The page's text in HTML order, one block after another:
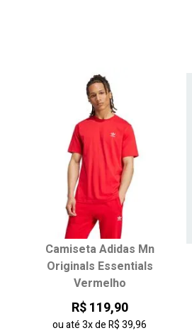
Escolha seu tamanho:
M
Camiseta Adidas Mn
Originals Essentials
Vermelho
R$ 119,90
ou até3xdeR$ 39,96